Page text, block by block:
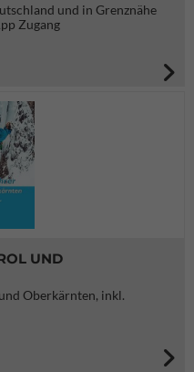
und in Grenznähe
Zugang
UND
Oberkärnten, inkl.